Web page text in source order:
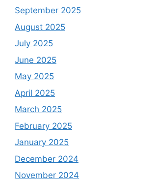
September 2025
August 2025
July 2025
June 2025
May 2025
April 2025
March 2025
February 2025
January 2025
December 2024
November 2024